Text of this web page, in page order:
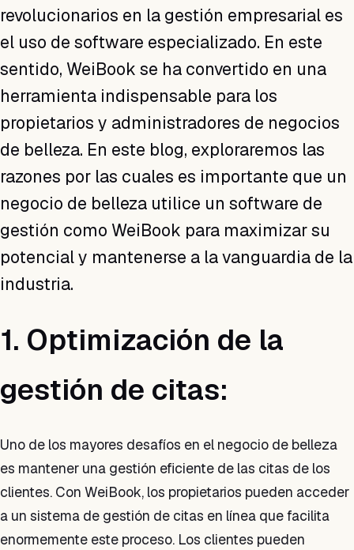
revolucionarios en la gestión empresarial es
el uso de software especializado. En este
sentido, WeiBook se ha convertido en una
herramienta indispensable para los
propietarios y administradores de negocios
de belleza. En este blog, exploraremos las
razones por las cuales es importante que un
negocio de belleza utilice un software de
gestión como WeiBook para maximizar su
potencial y mantenerse a la vanguardia de la
industria.
1. Optimización de la
gestión de citas:
Uno de los mayores desafíos en el negocio de belleza
es mantener una gestión eficiente de las citas de los
clientes. Con WeiBook, los propietarios pueden acceder
a un sistema de gestión de citas en línea que facilita
enormemente este proceso. Los clientes pueden